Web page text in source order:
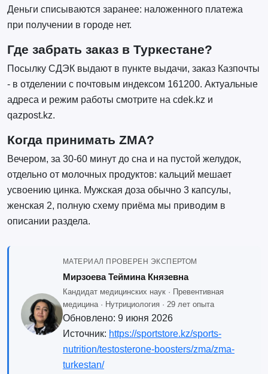
Деньги списываются заранее: наложенного платежа
при получении в городе нет.
Где забрать заказ в Туркестане?
Посылку СДЭК выдают в пункте выдачи, заказ Казпочты
- в отделении с почтовым индексом 161200. Актуальные
адреса и режим работы смотрите на cdek.kz и
qazpost.kz.
Когда принимать ZMA?
Вечером, за 30-60 минут до сна и на пустой желудок,
отдельно от молочных продуктов: кальций мешает
усвоению цинка. Мужская доза обычно 3 капсулы,
женская 2, полную схему приёма мы приводим в
описании раздела.
МАТЕРИАЛ ПРОВЕРЕН ЭКСПЕРТОМ
Мирзоева Теймина Князевна
Кандидат медицинских наук · Превентивная
медицина · Нутрициология · 29 лет опыта
Обновлено: 9 июня 2026
Источник: https://sportstore.kz/sports-
nutrition/testosterone-boosters/zma/zma-
turkestan/